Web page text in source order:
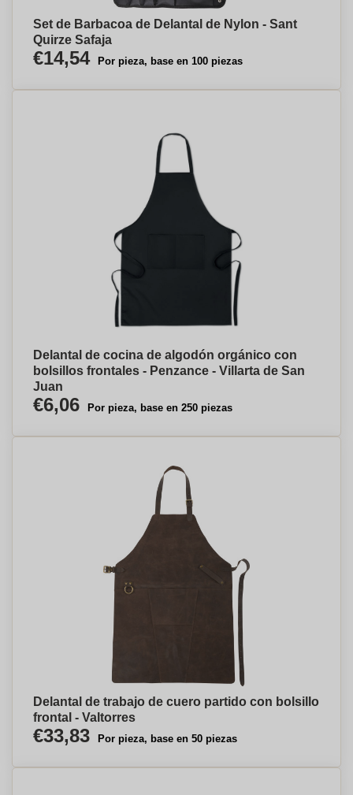
Set de Barbacoa de Delantal de Nylon - Sant
Quirze Safaja
€14,54 Por pieza, base en 100 piezas
Delantal de cocina de algodón orgánico con
bolsillos frontales - Penzance - Villarta de San
Juan
€6,06 Por pieza, base en 250 piezas
Delantal de trabajo de cuero partido con bolsillo
frontal - Valtorres
€33,83 Por pieza, base en 50 piezas